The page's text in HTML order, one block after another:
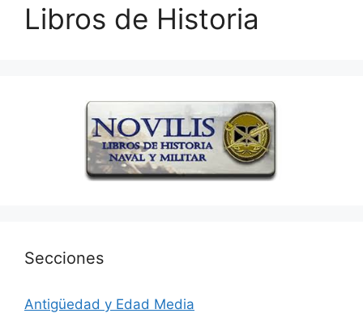
Libros de Historia
Secciones
Antigüedad y Edad Media